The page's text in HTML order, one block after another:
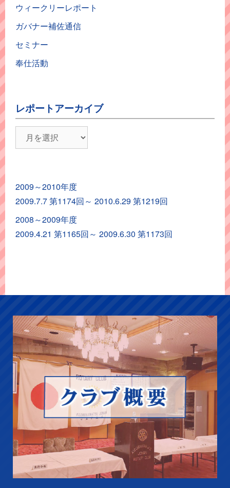
ウィークリーレポート
ガバナー補佐通信
セミナー
奉仕活動
レポートアーカイブ
ポ
ア
ー
カ
イ
2009～2010年度
2009.7.7 第1174回～ 2010.6.29 第1219回
2008～2009年度
2009.4.21 第1165回～ 2009.6.30 第1173回